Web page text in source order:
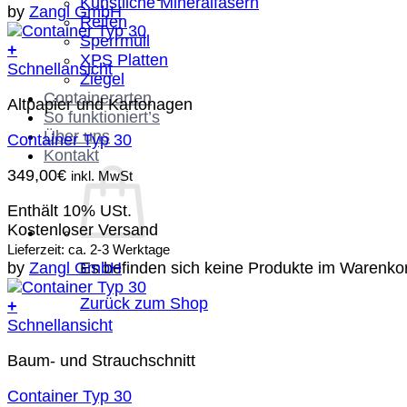
Reifen
Sperrmüll
XPS Platten
Ziegel
Containerarten
So funktioniert’s
Über uns
Kontakt
Es befinden sich keine Produkte im
Zurück zum Shop
by Zangl GmbH
+
Schnellansicht
Altpapier und Kartonagen
Container Typ 30
349,00€ inkl. MwSt
Enthält 10% USt.
Kostenloser Versand
Lieferzeit: ca. 2-3 Werktage
by Zangl GmbH
+
Schnellansicht
Baum- und Strauchschnitt
Container Typ 30